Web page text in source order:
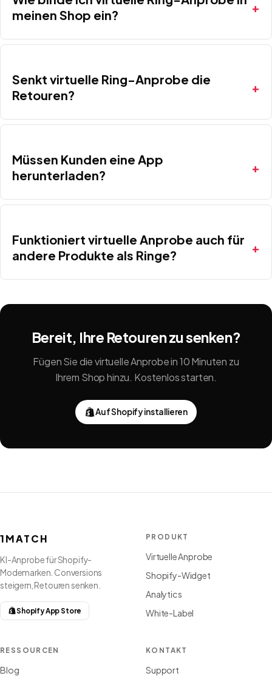
meinen Shop ein?
Senkt virtuelle Ring-Anprobe die
Retouren?
Müssen Kunden eine App
herunterladen?
Funktioniert virtuelle Anprobe auch für
andere Produkte als Ringe?
Bereit, Ihre Retouren zu senken?
Fügen Sie die virtuelle Anprobe in 10 Minuten zu
Ihrem Shop hinzu. Kostenlos starten.
Auf Shopify installieren
1MATCH
KI-Anprobe für Shopify-
Modemarken. Conversions
steigern, Retouren senken.
Shopify App Store
PRODUKT
Virtuelle Anprobe
Shopify-Widget
Analytics
White-Label
RESSOURCEN
Blog
KONTAKT
Support